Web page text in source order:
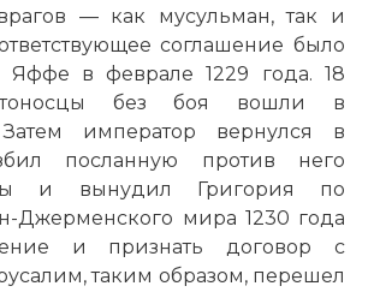
— как мусульман, так и
соглашение было
Яффе в феврале 1229 года. 18
без боя вошли в
император вернулся в
посланную против него
и вынудил Григория по
Джерменского мира 1230 года
и признать договор с
таким образом, перешел